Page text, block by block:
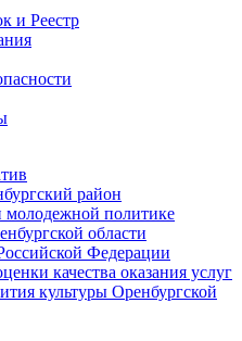
и Реестр
район
молодежной политике
области
Федерации
качества оказания услуг
культуры Оренбургской